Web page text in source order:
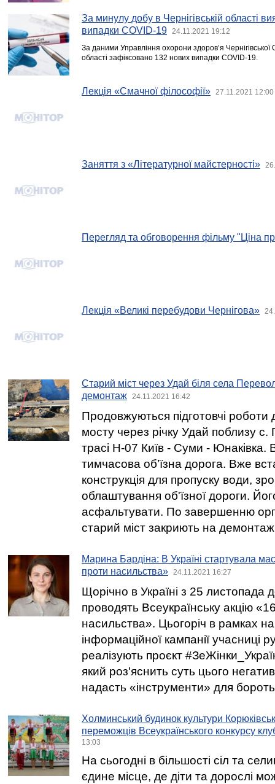
За минулу добу в Чернігівській області
випадки COVID-19
24.11.2021 19:12
За даними Управління охорони здоров’я
області зафіксовано 132 нових випадки COVID-19.
Лекція «Смачної філософії» 27.11.2021 12:00
Заняття з «Літературної майстерності»
Перегляд та обговорення фільму "Ціна
Лекція «Великі перебудови Чернігова»
Старий міст через Удай біля села
демонтаж
24.11.2021 16:42
Продовжуються підготовчі роботи
мосту через річку Удай поблизу
трасі Н-07 Київ - Суми - Юнаківка.
тимчасова об’їзна дорога. Вже
конструкція для пропуску води,
облаштування об'їзної дороги.
асфальтувати. По завершенню
старий міст закриють на
Марина Бардіна: В Україні стартувала
проти насильства»
24.11.2021 16:27
Щорічно в Україні з 25 листопада
проводять Всеукраїнську акцію
насильства». Цьогоріч в рамках
інформаційної кампанії учасниці
реалізують проєкт
який роз'яснить суть цього
надасть «інструменти» для
Холминський будинок культури
переможців Всеукраїнського конкурсу
13:03
На сьогодні в більшості сіл та
єдине місце, де діти та дорослі